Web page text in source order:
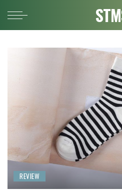
REVIEW